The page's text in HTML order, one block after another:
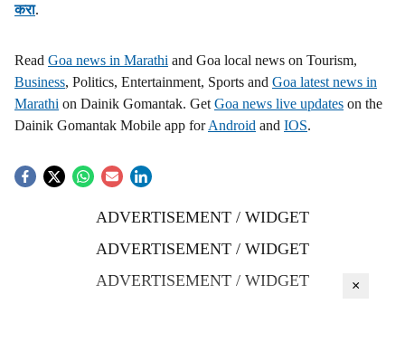
करा.
Read Goa news in Marathi and Goa local news on Tourism,
Business, Politics, Entertainment, Sports and Goa latest news in
Marathi on Dainik Gomantak. Get Goa news live updates on the
Dainik Gomantak Mobile app forAndroid and IOS.
ADVERTISEMENT / WIDGET
ADVERTISEMENT / WIDGET
ADVERTISEMENT / WIDGET
×